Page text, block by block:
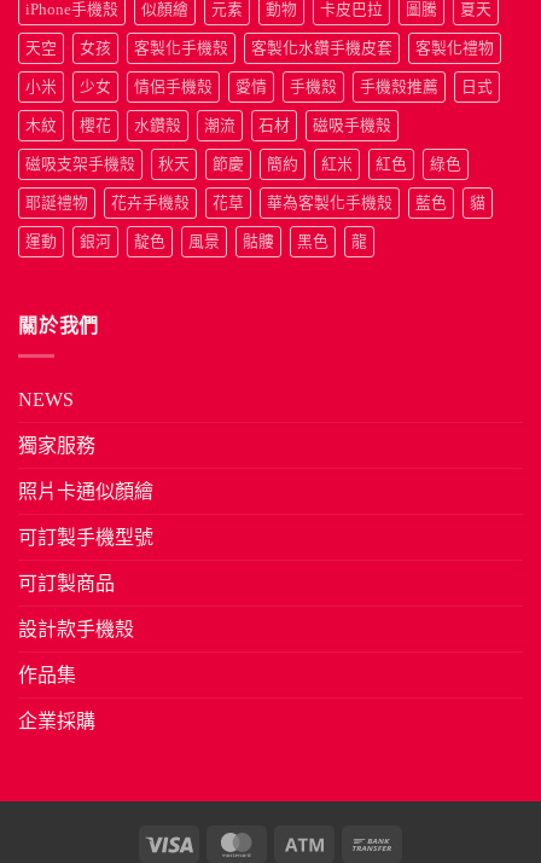
iPhone手機殼 似顏繪 元素 動物 卡皮巴拉 圖騰 夏天
天空 女孩 客製化手機殼 客製化水鑽手機皮套 客製化禮物
小米 少女 情侶手機殼 愛情 手機殼 手機殼推薦 日式
木紋 櫻花 水鑽殼 潮流 石材 磁吸手機殼
磁吸支架手機殼 秋天 節慶 簡約 紅米 紅色 綠色
耶誕禮物 花卉手機殼 花草 華為客製化手機殼 藍色 貓
運動 銀河 靛色 風景 骷髏 黑色 龍
關於我們
NEWS
獨家服務
照片卡通似顏繪
可訂製手機型號
可訂製商品
設計款手機殼
作品集
企業採購
MasterCard Atm